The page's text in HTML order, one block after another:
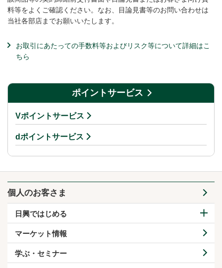
料等をよくご確認ください。なお、目論見書等のお問い合わせは
当社各部店までお願いいたします。
お取引にあたっての手数料等およびリスク等について詳細はこ
ちら
ポイントサービス
Vポイントサービス
dポイントサービス
個人のお客さま
日興ではじめる
マーケット情報
学ぶ・セミナー